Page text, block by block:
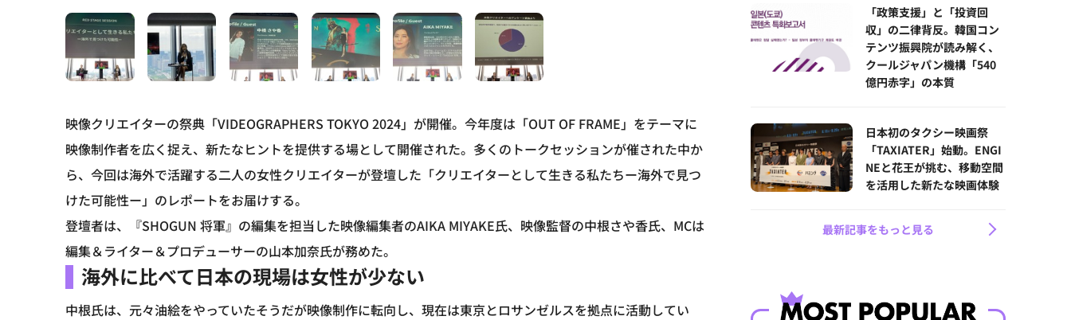
映像クリエイターの祭典「VIDEOGRAPHERS TOKYO 2024」が開催。今年度は「OUT OF FRAME」をテーマに
映像制作者を広く捉え、新たなヒントを提供する場として開催された。多くのトークセッションが催された中か
ら、今回は海外で活躍する二人の女性クリエイターが登壇した「クリエイターとして生きる私たちー海外で見つ
けた可能性ー」のレポートをお届けする。
登壇者は、『SHOGUN 将軍』の編集を担当した映像編集者のAIKA MIYAKE氏、映像監督の中根さや香氏、MCは
編集＆ライター＆プロデューサーの山本加奈氏が務めた。
海外に比べて日本の現場は女性が少ない
中根氏は、元々油絵をやっていたそうだが映像制作に転向し、現在は東京とロサンゼルスを拠点に活動してい
「政策支援」と「投資回
収」の二律背反。韓国コン
テンツ振興院が読み解く、
クールジャパン機構「540
億円赤字」の本質
日本初のタクシー映画祭
「TAXIATER」始動。ENGI
NEと花王が挑む、移動空間
を活用した新たな映画体験
最新記事をもっと見る